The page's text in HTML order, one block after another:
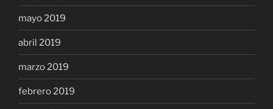
mayo 2019
abril 2019
marzo 2019
febrero 2019